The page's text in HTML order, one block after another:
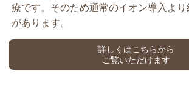
療です。そのため通常のイオン導入よ
があります。
詳しくはこちらから
ご覧いただけます